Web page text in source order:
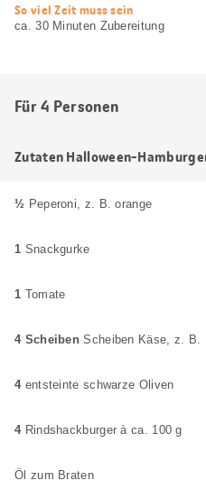
web.recipe.accessibilityTitle
So viel Zeit muss sein
ca. 30 Minuten Zubereitung
Für 4 Personen
Zutaten Halloween-
½ Peperoni, z. B. orange
1 Snackgurke
1 Tomate
4 Scheiben Scheiben Käse, z. B.
4 entsteinte schwarze Oliven
4 Rindshackburger à ca. 100 g
Öl zum Braten